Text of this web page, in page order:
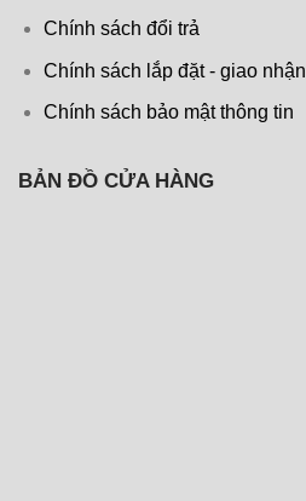
Chính sách đổi trả
Chính sách lắp đặt - giao nhận
Chính sách bảo mật thông tin
BẢN ĐỒ CỬA HÀNG